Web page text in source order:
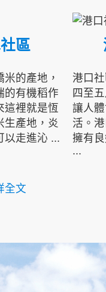
區
的產地，
的有機稻作
這裡就是恆
生產地，炎
以走進沁 ...
全文
港口
四至
讓人
活。
擁有
...